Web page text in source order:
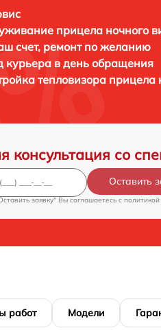
прицела ночного
счет, ремонт по желанию
курьера в день обращения
тепловизора
консультация со
Оставить
заявку" Вы соглашаетесь c
работ Модели